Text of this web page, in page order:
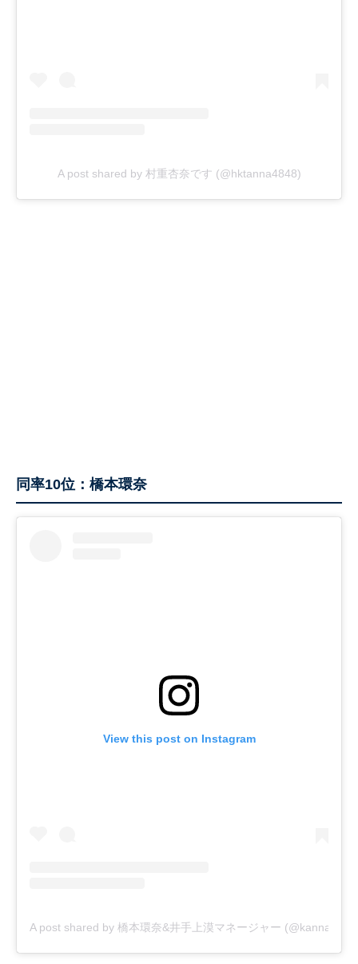
A post shared by 村重杏奈です (@hktanna4848)
同率10位：橋本環奈
View this post on Instagram
A post shared by 橋本環奈&井手上漠マネージャー